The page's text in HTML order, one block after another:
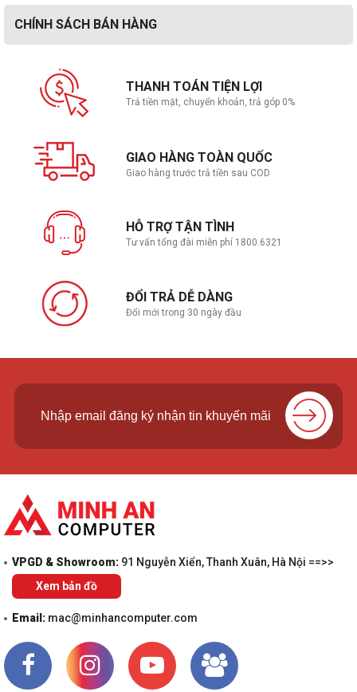
CHÍNH SÁCH BÁN HÀNG
THANH TOÁN TIỆN LỢI
Trả tiền mặt, chuyển khoản, trả góp 0%
GIAO HÀNG TOÀN QUỐC
Giao hàng trước trả tiền sau COD
HỖ TRỢ TẬN TÌNH
Tư vấn tổng đài miễn phí 1800.6321
ĐỔI TRẢ DỄ DÀNG
Đổi mới trong 30 ngày đầu
VPGD & Showroom: 91 Nguyễn Xiển, Thanh Xuân, Hà Nội ==>>
Xem bản đồ
Email: mac@minhancomputer.com